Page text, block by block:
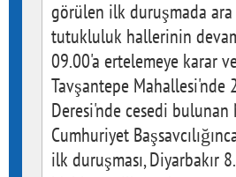
görülen ilk duruşmada ara
tutukluluk hallerinin
09.00'a ertelemeye karar
Tavşantepe Mahallesi'nde
Deresi'nde cesedi
Cumhuriyet
ilk duruşması, Diyarbakır